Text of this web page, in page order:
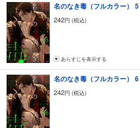
名のなき毒（フルカラー） 5
242円 (税込)
あらすじを表示する
名のなき毒（フルカラー） 6
242円 (税込)